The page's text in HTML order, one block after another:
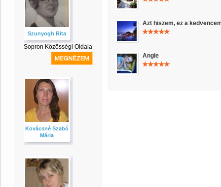
Szunyogh Rita
Sopron Közösségi Oldala
Kovácsné Szabó
Mária
Azt hiszem, ez a
Angie